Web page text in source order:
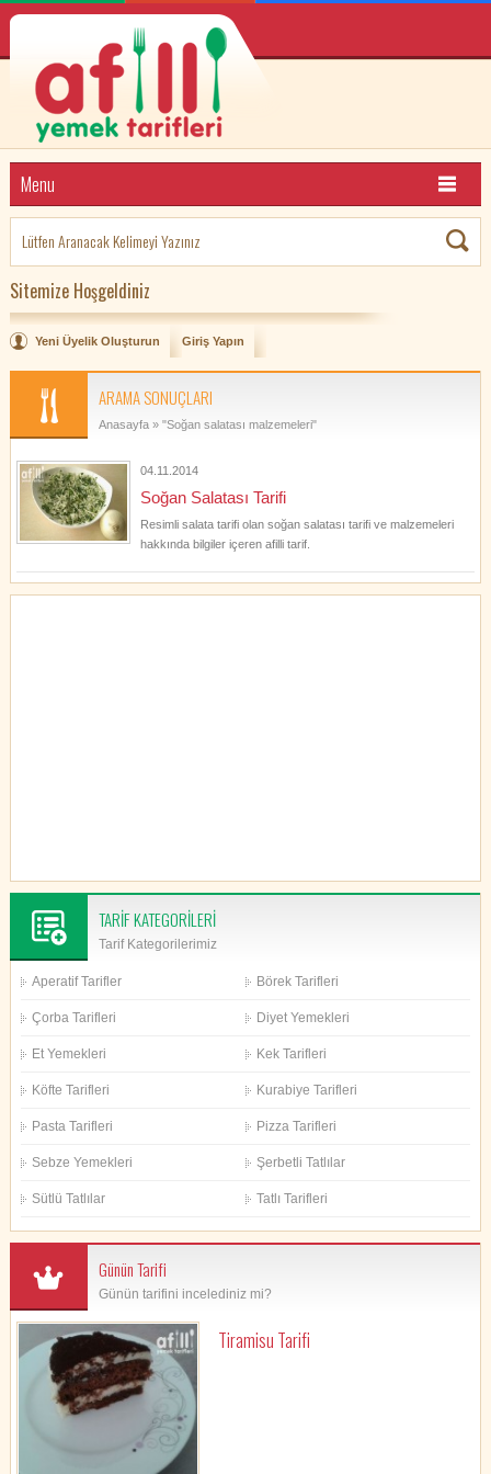
Menu
Sitemize Hoşgeldiniz
Yeni Üyelik Oluşturun Giriş Yapın
ARAMA SONUÇLARI
Anasayfa» "Soğan salatası malzemeleri"
04.11.2014
Soğan Salatası Tarifi
Resimli salata tarifi olan soğan salatası tarifi ve malzemeleri
hakkında bilgiler içeren afilli tarif.
TARİF KATEGORİLERİ
Tarif Kategorilerimiz
Aperatif Tarifler Börek Tarifleri
Çorba Tarifleri Diyet Yemekleri
Et Yemekleri Kek Tarifleri
Köfte Tarifleri Kurabiye Tarifleri
Pasta Tarifleri Pizza Tarifleri
Sebze Yemekleri Şerbetli Tatlılar
Sütlü Tatlılar Tatlı Tarifleri
Günün Tarifi
Günün tarifini incelediniz mi?
Tiramisu Tarifi